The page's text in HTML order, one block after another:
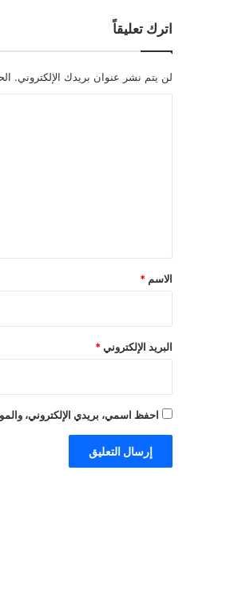
اترك تعليقاً
لن يتم نشر عنوان بريدك الإلكتروني.
*
الاسم *
البريد الإلكتروني *
احفظ اسمي، بريدي الإلكتروني،